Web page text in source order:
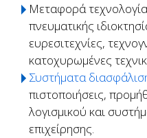
Μεταφορά
πνευματικής
ευρεσιτεχνίες,
κατοχυρωμένες
Συστήματα
πιστοποιήσεις,
λογισμικού και
επιχείρησης.